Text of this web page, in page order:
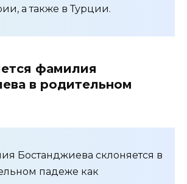
а также в Турции.
фамилия
в родительном
Бостанджиева склоняется в
падеже как